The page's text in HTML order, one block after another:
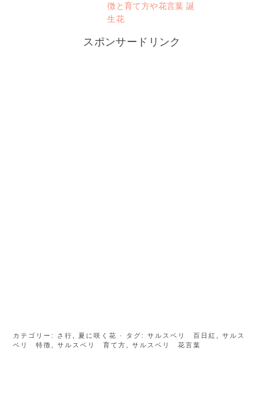
徴と育て方や花言葉 誕
生花
スポンサードリンク
カテゴリー: さ行 ,夏に咲く花 · タグ:サルスベリ 百日紅 ,サルス
ベリ 特徴
,サルスベリ 育て方 ,サルスベリ 花言葉